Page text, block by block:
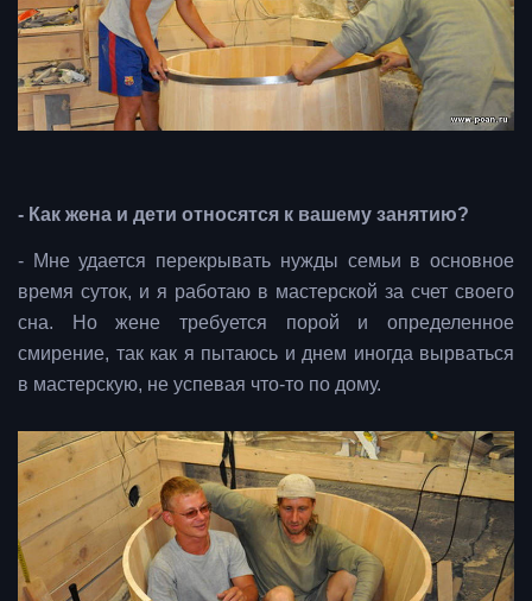
- Как жена и дети относятся к вашему занятию?
- Мне удается перекрывать нужды семьи в основное
время суток, и я работаю в мастерской за счет своего
сна. Но жене требуется порой и определенное
смирение, так как я пытаюсь и днем иногда вырваться
в мастерскую, не успевая что-то по дому.